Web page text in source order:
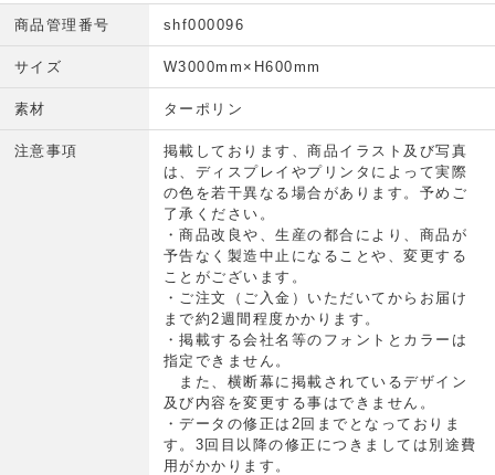
商品管理番号 shf000096
サイズ W3000mm×H600mm
素材 ターポリン
注意事項
掲載しております、商品イラスト及び写真
は、ディスプレイやプリンタによって実際
の色を若干異なる場合があります。予めご
了承ください。
・商品改良や、生産の都合により、商品が
予告なく製造中止になることや、変更する
ことがございます。
・ご注文（ご入金）いただいてからお届け
まで約2週間程度かかります。
・掲載する会社名等のフォントとカラーは
指定できません。
また、横断幕に掲載されているデザイン
及び内容を変更する事はできません。
・データの修正は2回までとなっておりま
す。3回目以降の修正につきましては別途費
用がかかります。